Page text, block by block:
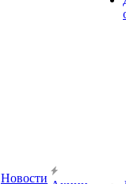
Новости